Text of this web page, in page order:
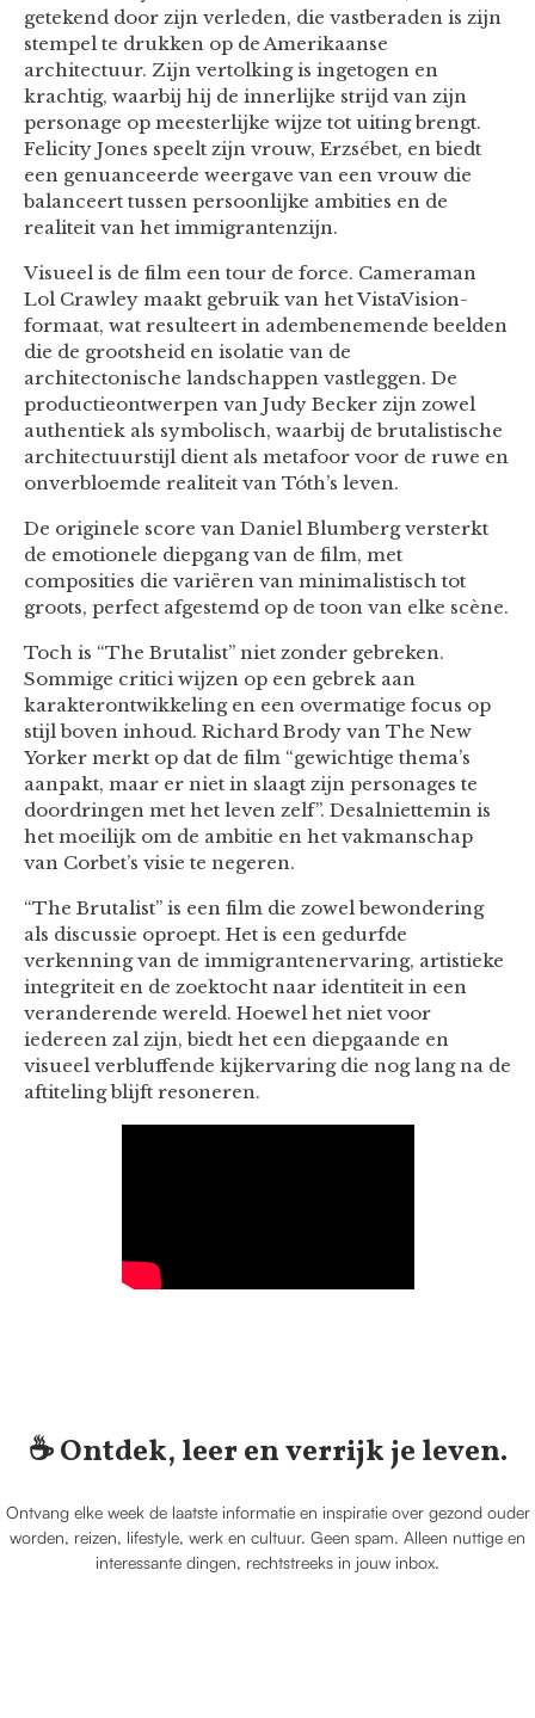
getekend door zijn verleden, die vastberaden is zijn
stempel te drukken op de Amerikaanse
architectuur. Zijn vertolking is ingetogen en
krachtig, waarbij hij de innerlijke strijd van zijn
personage op meesterlijke wijze tot uiting brengt.
Felicity Jones speelt zijn vrouw, Erzsébet, en biedt
een genuanceerde weergave van een vrouw die
balanceert tussen persoonlijke ambities en de
realiteit van het immigrantenzijn.
Visueel is de film een tour de force. Cameraman
Lol Crawley maakt gebruik van het VistaVision-
formaat, wat resulteert in adembenemende beelden
die de grootsheid en isolatie van de
architectonische landschappen vastleggen. De
productieontwerpen van Judy Becker zijn zowel
authentiek als symbolisch, waarbij de brutalistische
architectuurstijl dient als metafoor voor de ruwe en
onverbloemde realiteit van Tóth’s leven.
De originele score van Daniel Blumberg versterkt
de emotionele diepgang van de film, met
composities die variëren van minimalistisch tot
groots, perfect afgestemd op de toon van elke scène.
Toch is “The Brutalist” niet zonder gebreken.
Sommige critici wijzen op een gebrek aan
karakterontwikkeling en een overmatige focus op
stijl boven inhoud. Richard Brody van The New
Yorker merkt op dat de film “gewichtige thema’s
aanpakt, maar er niet in slaagt zijn personages te
doordringen met het leven zelf”. Desalniettemin is
het moeilijk om de ambitie en het vakmanschap
van Corbet’s visie te negeren.
“The Brutalist” is een film die zowel bewondering
als discussie oproept. Het is een gedurfde
verkenning van de immigrantenervaring, artistieke
integriteit en de zoektocht naar identiteit in een
veranderende wereld. Hoewel het niet voor
iedereen zal zijn, biedt het een diepgaande en
visueel verbluffende kijkervaring die nog lang na de
aftiteling blijft resoneren.
☕️ Ontdek, leer en verrijk je leven.
Ontvang elke week de laatste informatie en inspiratie over gezond ouder
worden, reizen, lifestyle, werk en cultuur. Geen spam. Alleen nuttige en
interessante dingen, rechtstreeks in jouw inbox.